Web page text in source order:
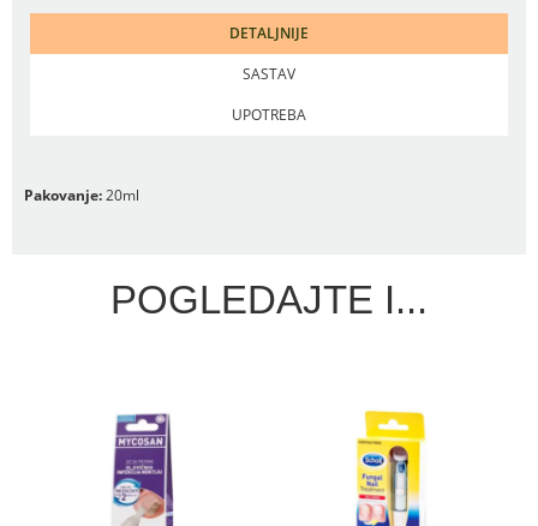
DETALJNIJE
SASTAV
UPOTREBA
Pakovanje:20ml
POGLEDAJTE I...